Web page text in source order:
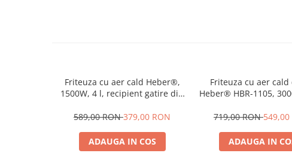
Friteuza cu aer cald Heber®,
1500W, 4 l, recipient gatire din
200°C, 7 programe, panou
589,00 RON379,00 RON
ADAUGA IN COS
Friteuza cu aer cald
Heber® HBR-1105,
zone independente,
719,00 RON549,00
ADAUGA IN